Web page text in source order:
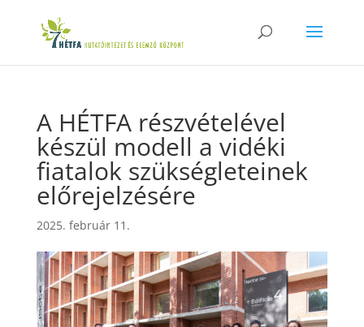
A HÉTFA részvételével
készül modell a vidéki
fiatalok szükségleteinek
előrejelzésére
2025. február 11.